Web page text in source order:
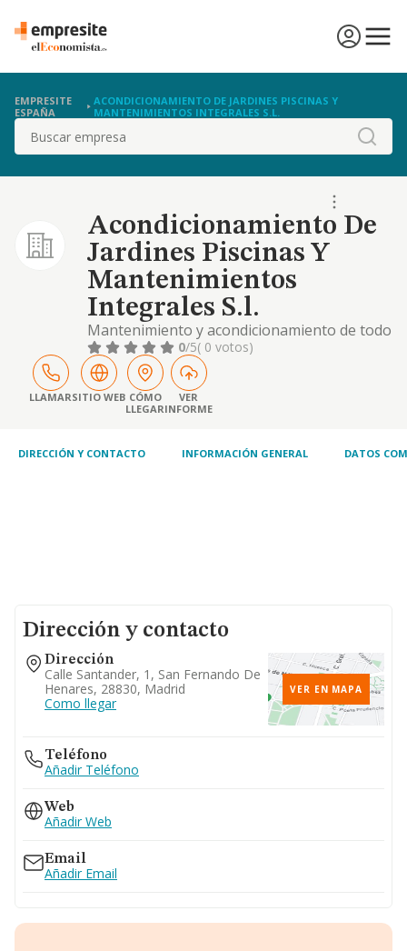
EMPRESITE
ESPAÑA
ACONDICIONAMIENTO DE JARDINES PISCINAS Y
MANTENIMIENTOS INTEGRALES S.L.
Buscar
Acondicionamiento De
Jardines Piscinas Y
Mantenimientos
Integrales S.l.
Mantenimiento y acondicionamiento de todo
tipo de servicios e instalaciones situados en
edificios e inmuebles, asi como limpieza de
los mismos.
0/5( 0 votos)
LLAMARSITIO WEB CÓMO
LLEGAR
VER
INFORME
DIRECCIÓN Y CONTACTO INFORMACIÓN GENERAL DATOS
Dirección y contacto
Dirección
Calle Santander, 1, San Fernando De
Henares, 28830, Madrid
Como llegar
VER EN MAPA
Teléfono
Añadir Teléfono
Web
Añadir Web
Email
Añadir Email